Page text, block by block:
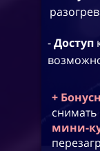
-Доступ
+
мини-